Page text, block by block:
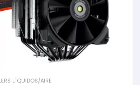
LÍQUIDOS/AIRE